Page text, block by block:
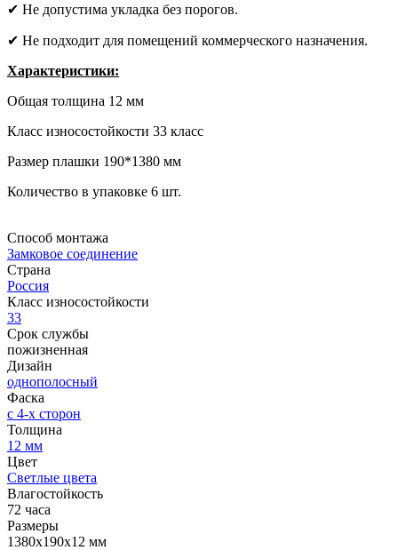
✔ Не допустима укладка без порогов.
✔ Не подходит для помещений коммерческого назначения.
Характеристики:
Общая толщина 12 мм
Класс износостойкости 33 класс
Размер плашки 190*1380 мм
Количество в упаковке 6 шт.
Способ монтажа
Замковое соединение
Страна
Россия
Класс износостойкости
33
Срок службы
пожизненная
Дизайн
однополосный
Фаска
с 4-х сторон
Толщина
12 мм
Цвет
Светлые цвета
Влагостойкость
72 часа
Размеры
1380х190х12 мм